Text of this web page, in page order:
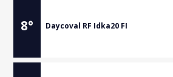
8° Daycoval RF Idka20 FI